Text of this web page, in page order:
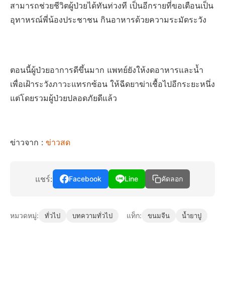
สามารถช่วยชีวิตผู้ป่วยได้ทันท่วงที เป็นอีกรายที่ขอเตือนเป็น
อุทาหรณ์พี่น้องประชาชน กินอาหารด้วยความระมัดระวัง
ตอนนี้ผู้ป่วยอาการดีขึ้นมาก แพทย์ยังให้งดอาหารและน้ำ
เพื่อเฝ้าระวังภาวะแทรกซ้อน ให้ฉีดยาฆ่าเชื้อไปอีกระยะหนึ่ง
แต่โดยรวมผู้ป่วยปลอดภัยดีแล้ว
ข่าวจาก : ข่าวสด
แชร์: Facebook Line คัดลอก
หมวดหมู่: ทั่วไป บทความทั่วไป แท็ก: ขนมจีน น้ำยาปู